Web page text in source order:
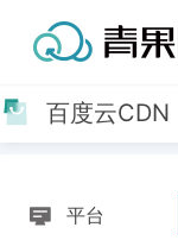
百度云CDN
平台